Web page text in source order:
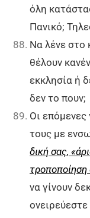
όλη
Πανικό;
Να λένε στο
θέλουν
εκκλησία ή
δεν το πουν;
Οι επόμενες
τους με
δική σας,
τροποποίηση
να γίνουν